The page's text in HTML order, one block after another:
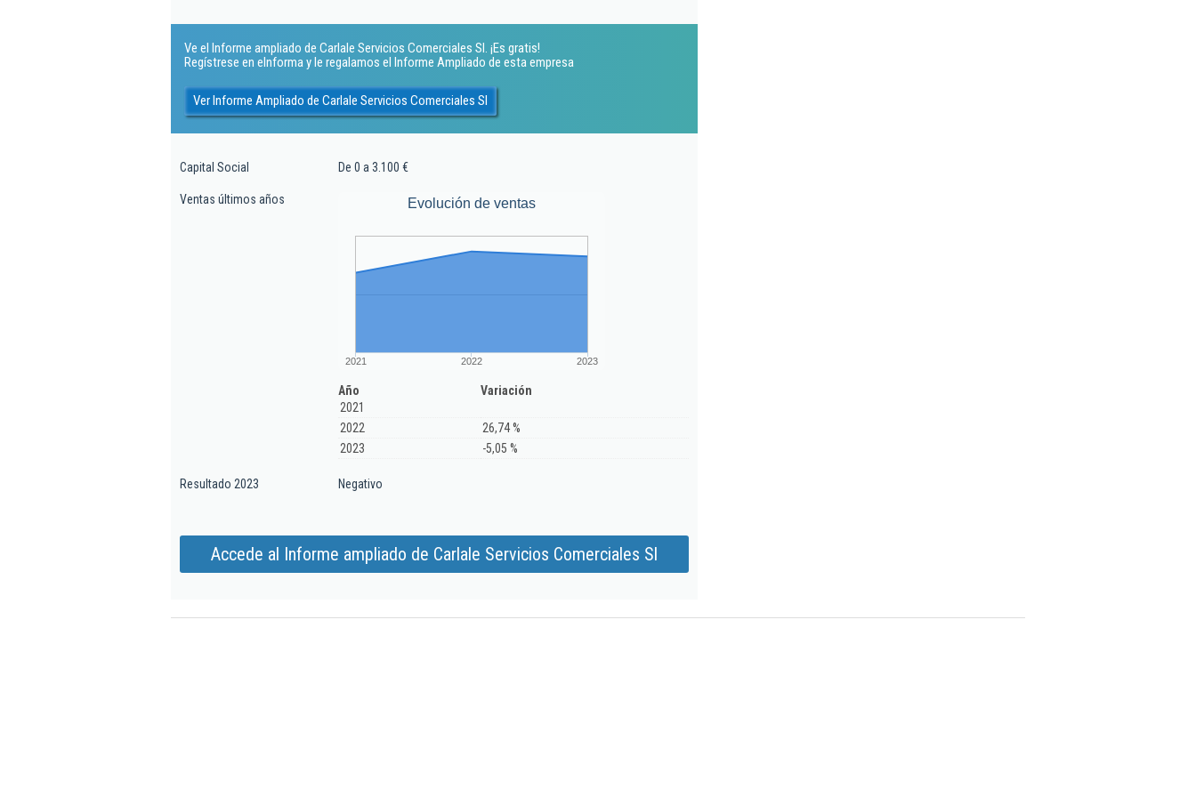
Ve el Informe ampliado de Carlale Servicios Comerciales Sl. ¡Es gratis!
Regístrese en eInforma y le regalamos el Informe Ampliado de esta empresa
Ver Informe Ampliado de Carlale Servicios Comerciales Sl
Capital Social De 0 a 3.100 €
Ventas últimos años Evolución de ventas
2021 2022 2023
Año
Variación
2021
2022
26,74 %
2023
-5,05 %
Resultado 2023 Negativo
Accede al Informe ampliado de Carlale Servicios Comerciales Sl